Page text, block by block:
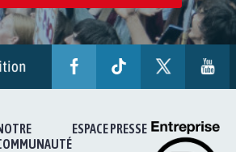
ESPACE PRESSE